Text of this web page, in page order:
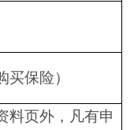
保险）
料页外，凡有申